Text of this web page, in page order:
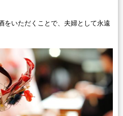
をいただくことで、夫婦として永遠